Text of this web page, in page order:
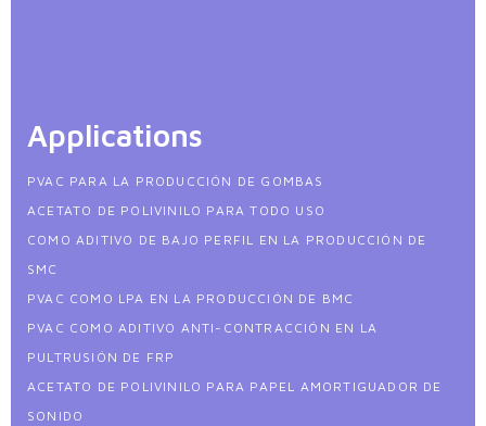
Applications
PVAC PARA LA PRODUCCIÓN DE GOMBAS
ACETATO DE POLIVINILO PARA TODO USO
COMO ADITIVO DE BAJO PERFIL EN LA PRODUCCIÓN DE
SMC
PVAC COMO LPA EN LA PRODUCCIÓN DE BMC
PVAC COMO ADITIVO ANTI-CONTRACCIÓN EN LA
PULTRUSIÓN DE FRP
ACETATO DE POLIVINILO PARA PAPEL AMORTIGUADOR DE
SONIDO